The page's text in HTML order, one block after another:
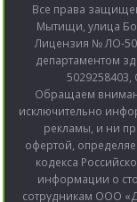
Все права
Мытищи, улица
Лицензия № ЛО-50-
департаментом
5029258403,
Обращаем
исключительно
рекламы, и ни
офертой,
кодекса
информации о
сотрудникам ООО